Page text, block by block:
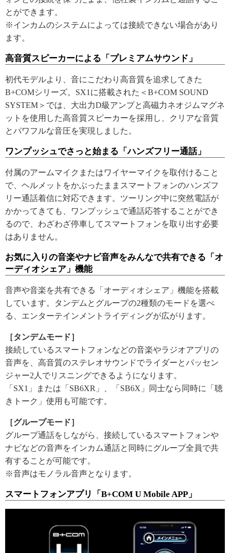
とができます。
※インカムのシステムによっては接続できない場合があり
ます。
高音質スピーカーによる「プレミアムサウンド」
初代モデルより、音にこだわり高音質を追求してきた
B+COMシリーズ。SX1に搭載された＜B+COM SOUND
SYSTEM＞では、大出力D級アンプと高磁力ネオジムマグネ
ットを使用した高音質スピーカーを採用し、クリアな音質
とパワフルな音圧を実現しました。
ワンプッシュでさっと始まる「ハンズフリー通話」
付属のアームマイクまたはワイヤーマイクを取付けること
で、ヘルメットをかぶったままスマートフォンのハンズフ
リー通話着信に対応できます。ツーリング中に突然電話が
かかってきても、ワンプッシュで通話応答することができ
るので、わざわざ停車してスマートフォンを取り出す必要
はありません。
お気に入りの音楽やナビ音声をみんなで共有できる「オ
ーディオシェア」機能
音声や音楽を共有できる「オーディオシェア」機能を搭載
しています。タンデムとグループの2種類のモードを選べ
る、エンターテインメントライディングが広がります。
［タンデムモード］
接続しているスマートフォンなどの音楽やラジオアプリの
音声を、高音質のステレオサウンドでライダーとパッセン
ジャー2人でリスニングできるようになります。
「SX1」または「SB6XR」、「SB6X」同士なら同時に「聴
きトーク」使用も可能です。
［グループモード］
グループ通話をしながら、接続しているスマートフォンや
ナビなどの音声をインカム通話と同時にグループ全員で共
有することが可能です。
※音声はモノラル音声となります。
スマートフォンアプリ「B+COM U Mobile APP」